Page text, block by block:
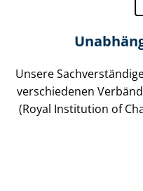
Unsere
verschiedenen
(Royal Institution of